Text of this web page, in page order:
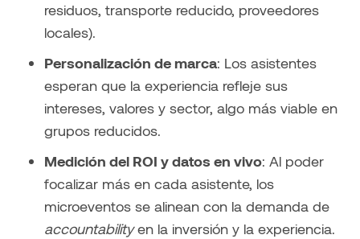
residuos, transporte reducido, proveedores
locales).
Personalización de marca: Los asistentes
esperan que la experiencia refleje sus
intereses, valores y sector, algo más viable en
grupos reducidos.
Medición del ROI y datos en vivo: Al poder
focalizar más en cada asistente, los
microeventos se alinean con la demanda de
accountabilityen la inversión y la experiencia.